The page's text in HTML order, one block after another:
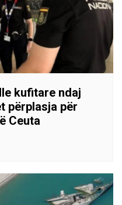
kufitare ndaj
përplasja për
Ceuta